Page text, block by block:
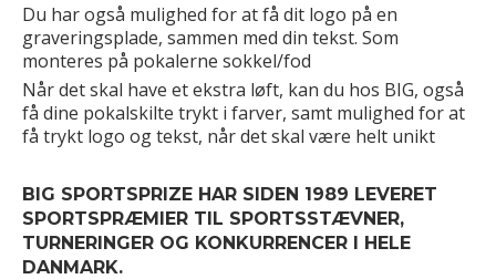
Du har også mulighed for at få dit logo på en
graveringsplade, sammen med din tekst. Som
monteres på pokalerne sokkel/fod
Når det skal have et ekstra løft, kan du hos BIG, også
få dine pokalskilte trykt i farver, samt mulighed for at
få trykt logo og tekst, når det skal være helt unikt
BIG SPORTSPRIZE HAR SIDEN 1989 LEVERET
SPORTSPRÆMIER TIL SPORTSSTÆVNER,
TURNERINGER OG KONKURRENCER I HELE
DANMARK.